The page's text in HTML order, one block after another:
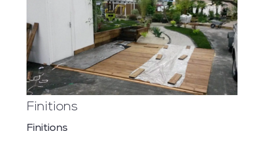
Finitions
Finitions